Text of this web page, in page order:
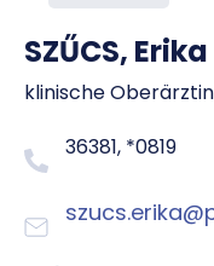
SZŰCS, Erika
klinische Oberärztin
36381, *0819